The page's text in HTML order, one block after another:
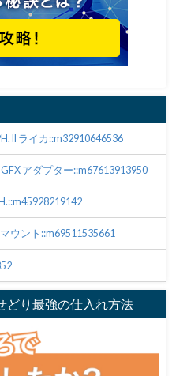
II ライカ::m32910646536
アダプター::m67613913950
ウント::m69511535661
どり最強の仕入れ方法